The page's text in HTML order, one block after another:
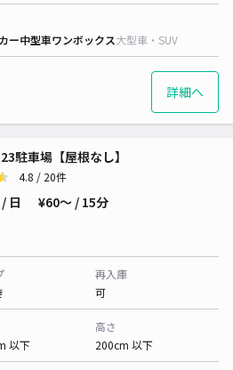
ー中型車ワンボックス大型車・SUV
詳細へ
駐車場【屋根なし】
4.8 / 20件
/ 日 ¥60〜 / 15分
再入庫
可
以下
高さ
200cm 以下